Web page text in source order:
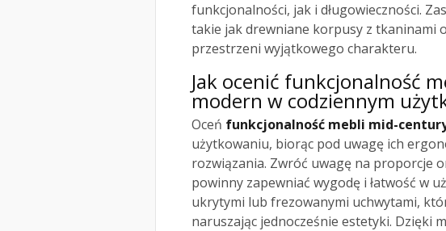
funkcjonalności, jak i długowieczności.
takie jak drewniane korpusy z tkaninami
przestrzeni wyjątkowego charakteru.
Jak ocenić funkcjonalność
modern w codziennym
Oceń funkcjonalność mebli mid-
użytkowaniu, biorąc pod uwagę ich
rozwiązania. Zwróć uwagę na proporcje
powinny zapewniać wygodę i łatwość w
ukrytymi lub frezowanymi uchwytami,
naruszając jednocześnie estetyki. Dzięki